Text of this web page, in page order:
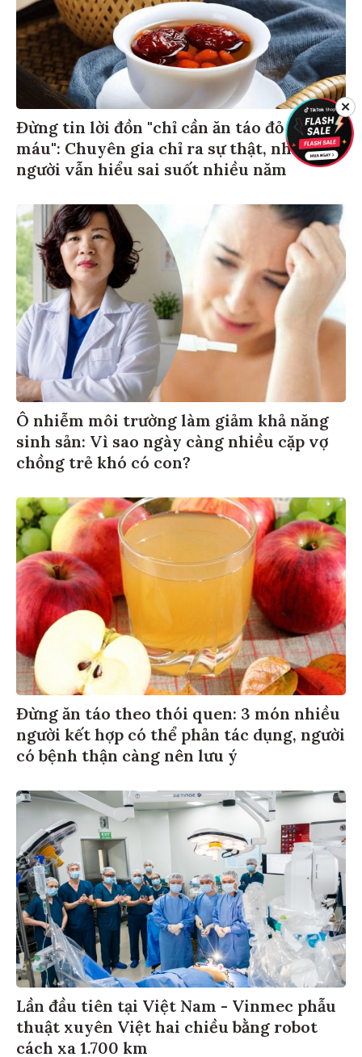
Đừng tin lời đồn "chỉ cần ăn táo đỏ là bổ
máu": Chuyên gia chỉ ra sự thật, nhiều
người vẫn hiểu sai suốt nhiều năm
Ô nhiễm môi trường làm giảm khả năng
sinh sản: Vì sao ngày càng nhiều cặp vợ
chồng trẻ khó có con?
Đừng ăn táo theo thói quen: 3 món nhiều
người kết hợp có thể phản tác dụng, người
có bệnh thận càng nên lưu ý
Lần đầu tiên tại Việt Nam - Vinmec phẫu
thuật xuyên Việt hai chiều bằng robot
cách xa 1.700 km
✕